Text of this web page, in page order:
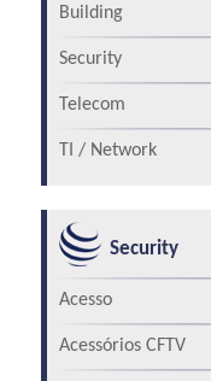
Building
Security
Telecom
TI / Network
Security
Acesso
Acessórios CFTV